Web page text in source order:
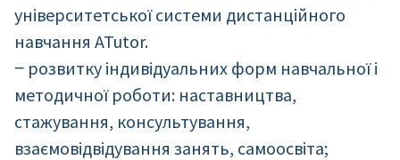
університетської системи дистанційного
навчання ATutor.
‒ розвитку індивідуальних форм навчальної і
методичної роботи: наставництва,
стажування, консультування,
взаємовідвідування занять, самоосвіта;